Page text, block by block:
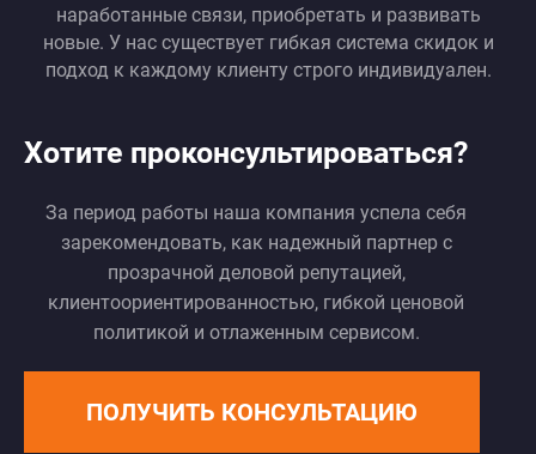
наработанные связи, приобретать и развивать
новые. У нас существует гибкая система скидок и
подход к каждому клиенту строго индивидуален.
Хотите проконсультироваться?
За период работы наша компания успела себя
зарекомендовать, как надежный партнер с
прозрачной деловой репутацией,
клиентоориентированностью, гибкой ценовой
политикой и отлаженным сервисом.
ПОЛУЧИТЬ КОНСУЛЬТАЦИЮ